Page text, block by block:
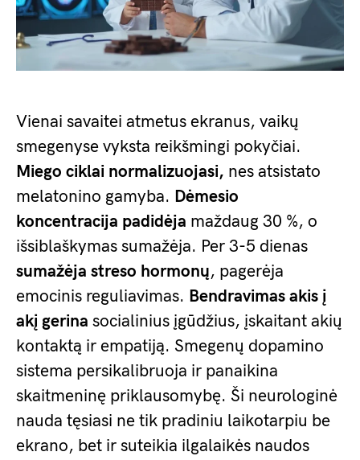
Vienai savaitei atmetus ekranus, vaikų
smegenyse vyksta reikšmingi pokyčiai.
Miego ciklai normalizuojasi, nes atsistato
melatonino gamyba. Dėmesio
koncentracija padidėja maždaug 30 %, o
išsiblaškymas sumažėja. Per 3-5 dienas
sumažėja streso hormonų, pagerėja
emocinis reguliavimas. Bendravimas akis į
akį gerina socialinius įgūdžius, įskaitant akių
kontaktą ir empatiją. Smegenų dopamino
sistema persikalibruoja ir panaikina
skaitmeninę priklausomybę. Ši neurologinė
nauda tęsiasi ne tik pradiniu laikotarpiu be
ekrano, bet ir suteikia ilgalaikės naudos